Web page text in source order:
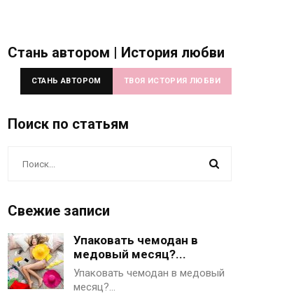
Стань автором | История любви
ТВОЯ ИСТОРИЯ ЛЮБВИ
СТАНЬ АВТОРОМ
Поиск по статьям
Свежие записи
Упаковать чемодан в
медовый месяц?...
Упаковать чемодан в медовый
месяц?…